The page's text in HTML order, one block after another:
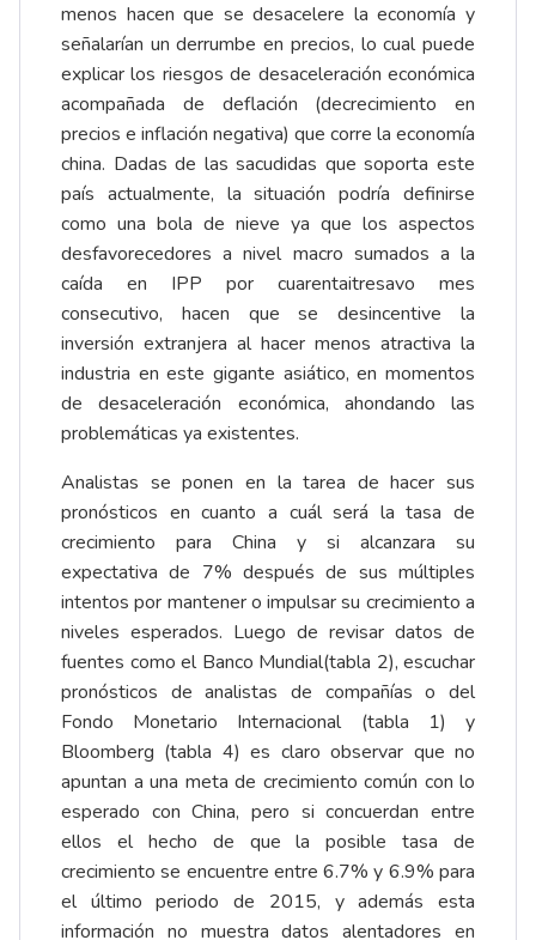
menos hacen que se desacelere la economía y
señalarían un derrumbe en precios, lo cual puede
explicar los riesgos de desaceleración económica
acompañada de deflación (decrecimiento en
precios e inflación negativa) que corre la economía
china. Dadas de las sacudidas que soporta este
país actualmente, la situación podría definirse
como una bola de nieve ya que los aspectos
desfavorecedores a nivel macro sumados a la
caída en IPP por cuarentaitresavo mes
consecutivo, hacen que se desincentive la
inversión extranjera al hacer menos atractiva la
industria en este gigante asiático, en momentos
de desaceleración económica, ahondando las
problemáticas ya existentes.
Analistas se ponen en la tarea de hacer sus
pronósticos en cuanto a cuál será la tasa de
crecimiento para China y si alcanzara su
expectativa de 7% después de sus múltiples
intentos por mantener o impulsar su crecimiento a
niveles esperados. Luego de revisar datos de
fuentes como el Banco Mundial(tabla 2), escuchar
pronósticos de analistas de compañías o del
Fondo Monetario Internacional (tabla 1) y
Bloomberg (tabla 4) es claro observar que no
apuntan a una meta de crecimiento común con lo
esperado con China, pero si concuerdan entre
ellos el hecho de que la posible tasa de
crecimiento se encuentre entre 6.7% y 6.9% para
el último periodo de 2015, y además esta
información no muestra datos alentadores en